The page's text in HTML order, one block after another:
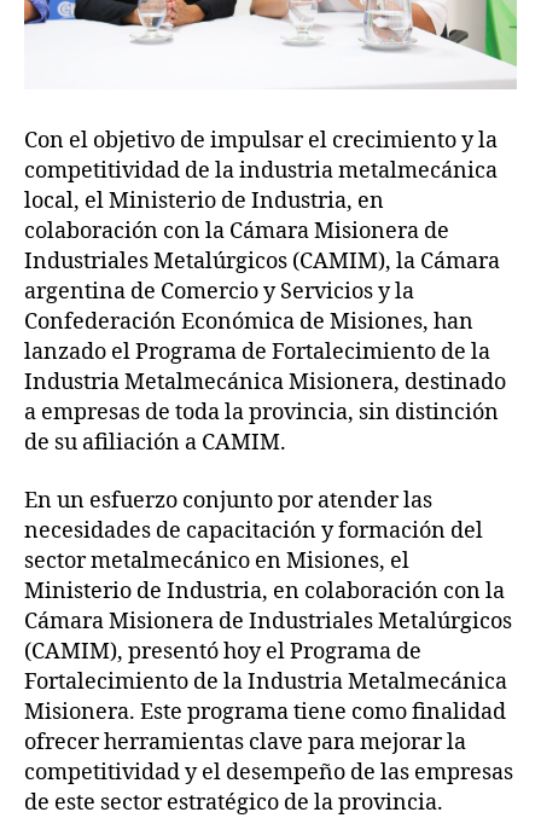
Con el objetivo de impulsar el crecimiento y la
competitividad de la industria metalmecánica
local, el Ministerio de Industria, en
colaboración con la Cámara Misionera de
Industriales Metalúrgicos (CAMIM), la Cámara
argentina de Comercio y Servicios y la
Confederación Económica de Misiones, han
lanzado el Programa de Fortalecimiento de la
Industria Metalmecánica Misionera, destinado
a empresas de toda la provincia, sin distinción
de su afiliación a CAMIM.
En un esfuerzo conjunto por atender las
necesidades de capacitación y formación del
sector metalmecánico en Misiones, el
Ministerio de Industria, en colaboración con la
Cámara Misionera de Industriales Metalúrgicos
(CAMIM), presentó hoy el Programa de
Fortalecimiento de la Industria Metalmecánica
Misionera. Este programa tiene como finalidad
ofrecer herramientas clave para mejorar la
competitividad y el desempeño de las empresas
de este sector estratégico de la provincia.